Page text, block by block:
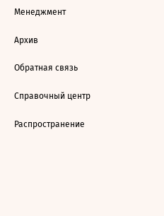
Менеджмент
Архив
Обратная связь
Справочный центр
Распространение